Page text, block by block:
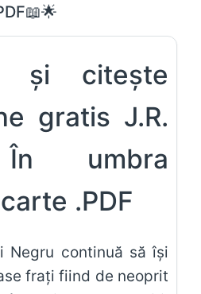
și citește
gratis J.R.
umbra
.PDF
Negru continuă să își
frați fiind de neoprit